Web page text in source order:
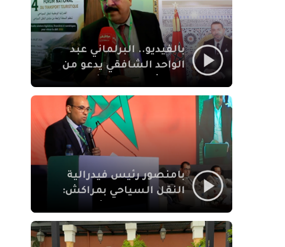
بالفيديو.. البرلماني عبد
الواحد الشافقي يدعو من
النقل السياحي لمواكبة
بامنصور رئيس فيدرالية
النقل السياحي بمراكش:
والاصلاح التشريعي
ركيزتان أساسيتان لكسب